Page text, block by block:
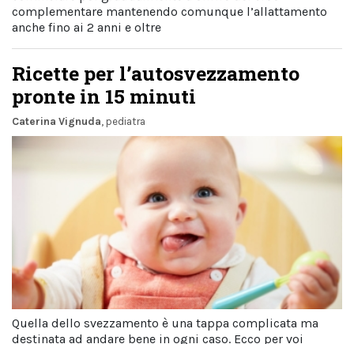
complementare mantenendo comunque l’allattamento
anche fino ai 2 anni e oltre
Ricette per l’autosvezzamento
pronte in 15 minuti
Caterina Vignuda, pediatra
Quella dello svezzamento è una tappa complicata ma
destinata ad andare bene in ogni caso. Ecco per voi